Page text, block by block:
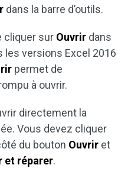
dans la barre d’outils.
cliquer sur Ouvrir dans
les versions Excel 2016
permet de
à ouvrir.
directement la
Vous devez cliquer
du bouton Ouvrir et
et réparer.